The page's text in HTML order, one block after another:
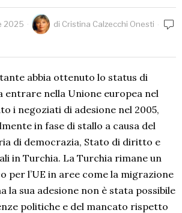
2025 di Cristina Calzecchi Onesti
abbia ottenuto lo status di
entrare nella Unione europea nel
i negoziati di adesione nel 2005,
in fase di stallo a causa del
di democrazia, Stato di diritto e
in Turchia. La Turchia rimane un
per l’UE in aree come la migrazione
la sua adesione non è stata possibile
politiche e del mancato rispetto